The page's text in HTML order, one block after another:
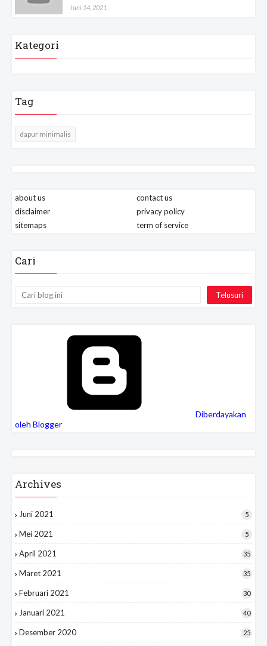
Juni 14, 2021
Kategori
Tag
dapur minimalis
about us
contact us
disclaimer
privacy policy
sitemaps
term of service
Cari
Diberdayakan
oleh Blogger
Archives
Juni 2021 5
Mei 2021 5
April 2021 35
Maret 2021 35
Februari 2021 30
Januari 2021 40
Desember 2020 25